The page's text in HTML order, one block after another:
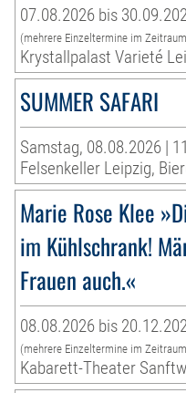
07.08.2026 bis
(mehrere Einzeltermine im
Krystallpalast Varieté
SUMMER SAFARI
Samstag, 08.08.2026 |
Felsenkeller Leipzig,
Marie Rose Klee
im Kühlschrank!
Frauen auch.«
08.08.2026 bis
(mehrere Einzeltermine im
Kabarett-Theater